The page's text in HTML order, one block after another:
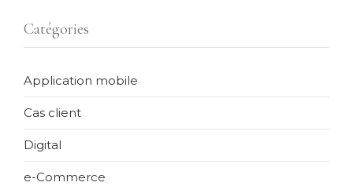
Catégories
Application mobile
Cas client
Digital
e-Commerce